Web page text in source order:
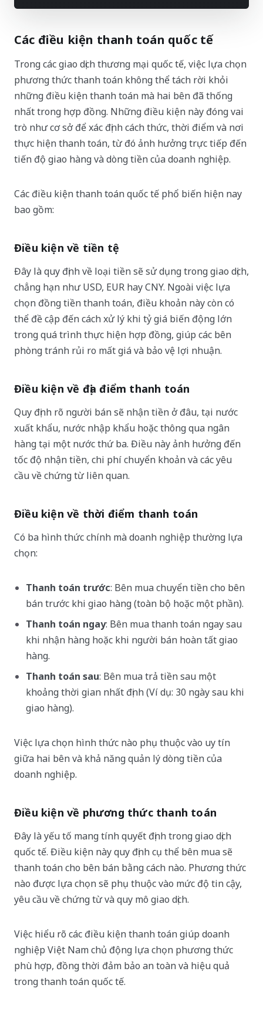
Các điều kiện thanh toán quốc tế
Trong các giao dịch thương mại quốc tế, việc lựa chọn
phương thức thanh toán không thể tách rời khỏi
những điều kiện thanh toán mà hai bên đã thống
nhất trong hợp đồng. Những điều kiện này đóng vai
trò như cơ sở để xác định cách thức, thời điểm và nơi
thực hiện thanh toán, từ đó ảnh hưởng trực tiếp đến
tiến độ giao hàng và dòng tiền của doanh nghiệp.
Các điều kiện thanh toán quốc tế phổ biến hiện nay
bao gồm:
Điều kiện về tiền tệ
Đây là quy định về loại tiền sẽ sử dụng trong giao dịch,
chẳng hạn như USD, EUR hay CNY. Ngoài việc lựa
chọn đồng tiền thanh toán, điều khoản này còn có
thể đề cập đến cách xử lý khi tỷ giá biến động lớn
trong quá trình thực hiện hợp đồng, giúp các bên
phòng tránh rủi ro mất giá và bảo vệ lợi nhuận.
Điều kiện về địa điểm thanh toán
Quy định rõ người bán sẽ nhận tiền ở đâu, tại nước
xuất khẩu, nước nhập khẩu hoặc thông qua ngân
hàng tại một nước thứ ba. Điều này ảnh hưởng đến
tốc độ nhận tiền, chi phí chuyển khoản và các yêu
cầu về chứng từ liên quan.
Điều kiện về thời điểm thanh toán
Có ba hình thức chính mà doanh nghiệp thường lựa
chọn:
Thanh toán trước: Bên mua chuyển tiền cho bên
bán trước khi giao hàng (toàn bộ hoặc một phần).
Thanh toán ngay: Bên mua thanh toán ngay sau
khi nhận hàng hoặc khi người bán hoàn tất giao
hàng.
Thanh toán sau: Bên mua trả tiền sau một
khoảng thời gian nhất định (Ví dụ: 30 ngày sau khi
giao hàng).
Việc lựa chọn hình thức nào phụ thuộc vào uy tín
giữa hai bên và khả năng quản lý dòng tiền của
doanh nghiệp.
Điều kiện về phương thức thanh toán
Đây là yếu tố mang tính quyết định trong giao dịch
quốc tế. Điều kiện này quy định cụ thể bên mua sẽ
thanh toán cho bên bán bằng cách nào. Phương thức
nào được lựa chọn sẽ phụ thuộc vào mức độ tin cậy,
yêu cầu về chứng từ và quy mô giao dịch.
Việc hiểu rõ các điều kiện thanh toán giúp doanh
nghiệp Việt Nam chủ động lựa chọn phương thức
phù hợp, đồng thời đảm bảo an toàn và hiệu quả
trong thanh toán quốc tế.